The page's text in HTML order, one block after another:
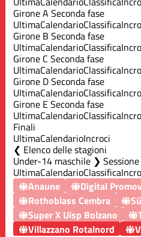
Girone A Seconda fase
UltimaCalendarioClassifica
Girone B Seconda fase
UltimaCalendarioClassifica
Girone C Seconda fase
UltimaCalendarioClassifica
Girone D Seconda fase
UltimaCalendarioClassifica
Girone E Seconda fase
UltimaCalendarioClassifica
Finali
UltimaCalendarioIncroci
Elenco delle stagioni
Under-14 maschile ❯
UltimaCalendarioClassifica
Anaune
Digital
Rothoblass Cembra
Super X Uisp Bolzano
Villazzano Rotalnord